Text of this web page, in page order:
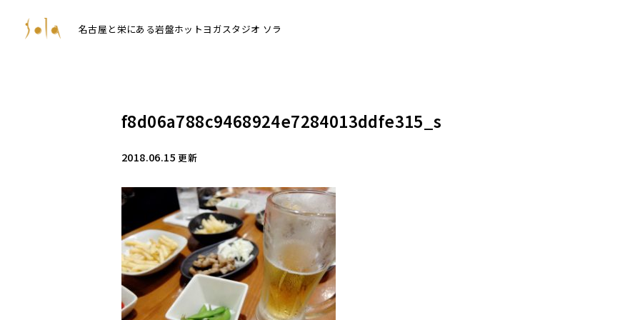
名古屋と栄にある岩盤ホットヨガスタジオ ソラ
f8d06a788c9468924e7284013ddfe315_s
2018.06.15更新